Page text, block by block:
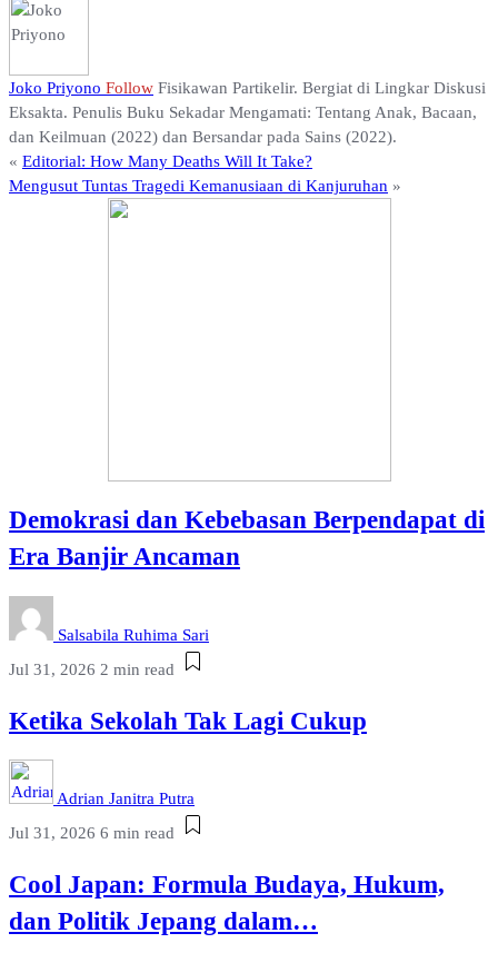
Joko Priyono Follow Fisikawan Partikelir. Bergiat di Lingkar Diskusi
Eksakta. Penulis Buku Sekadar Mengamati: Tentang Anak, Bacaan,
dan Keilmuan (2022) dan Bersandar pada Sains (2022).
« Editorial: How Many Deaths Will It Take?
Mengusut Tuntas Tragedi Kemanusiaan di Kanjuruhan »
Demokrasi dan Kebebasan Berpendapat di
Era Banjir Ancaman
Salsabila Ruhima Sari
Jul 31, 2026 2 min read
Ketika Sekolah Tak Lagi Cukup
Adrian Janitra Putra
Jul 31, 2026 6 min read
Cool Japan: Formula Budaya, Hukum,
dan Politik Jepang dalam…